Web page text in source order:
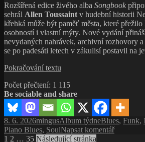
Rozšířená edice živého alba Songbook
sehrál Allen Toussaint v hudební historii
křehká může být paměť města, které
osobností i vlastní mýty. Nové vydání
nevydaných nahrávek, archivní rozhovory
se po padesáti letech v zákulisí postavil na
Pokračování textu
Toussainta:
Návrat
muže,
který
držel
New
Orleans
Počet přečtení: 1 115
Be sociable and share
Publikováno:
8. 6. 2026Autor:
mingusRubriky:
Album týdneŠtítky:
Blues, Funk,
Piano Blues, SoulNapsat komentářpro
Stránka:
1 Stránka:
2 … Stránka:
35 Následující stránka